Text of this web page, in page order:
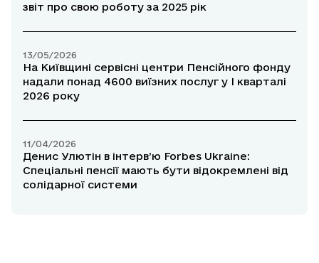
звіт про свою роботу за 2025 рік
13/05/2026
На Київщині сервісні центри Пенсійного фонду
надали понад 4600 виїзних послуг у І кварталі
2026 року
11/04/2026
Денис Улютін в інтерв’ю Forbes Ukraine:
Спеціальні пенсії мають бути відокремлені від
солідарної системи